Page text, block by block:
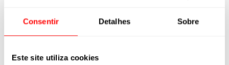
Consentir Detalhes Sobre
Este site utiliza cookies
Disponíveis em diferentes tamanhos, as mountain bikes Elite Carbon
performance no Brasil.
Por que escolher uma MTB Caloi Elite